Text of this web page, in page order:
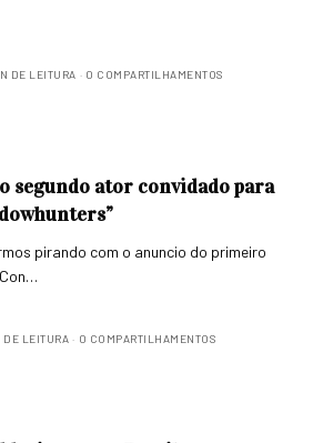
DE LEITURA 0 COMPARTILHAMENTOS
segundo ator convidado para
pirando com o anuncio do primeiro
DE LEITURA 0 COMPARTILHAMENTOS